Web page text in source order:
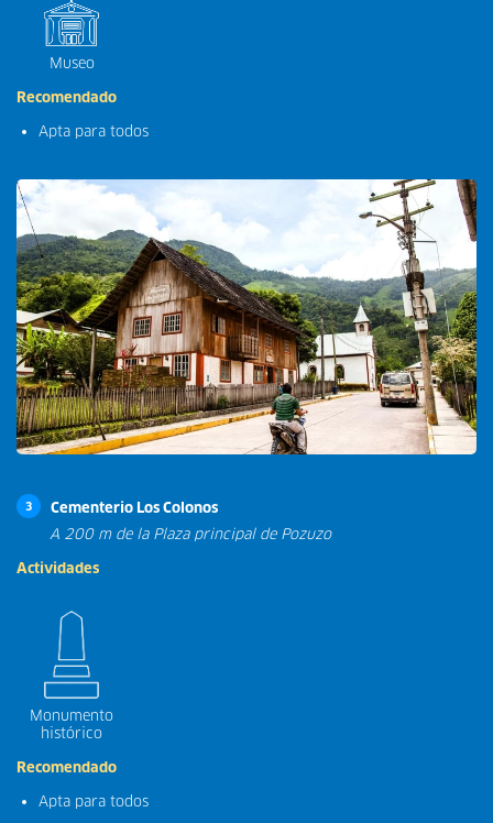
Museo
Recomendado
Apta para todos
3
Cementerio Los Colonos
A 200 m de la Plaza principal de Pozuzo
Actividades
Monumento
histórico
Recomendado
Apta para todos